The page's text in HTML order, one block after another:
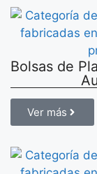
Bolsas de
Ver más